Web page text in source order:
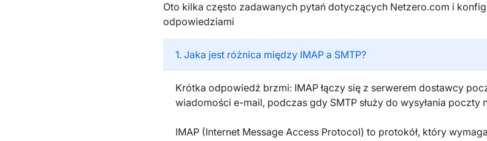
Oto kilka często zadawanych pytań dotyczących Netzero.com i
odpowiedziami
1. Jaka jest różnica między IMAP a SMTP?
Krótka odpowiedź brzmi: IMAP łączy się z serwerem dostawcy
wiadomości e-mail, podczas gdy SMTP służy do wysyłania poczty
IMAP (Internet Message Access Protocol) to protokół, który